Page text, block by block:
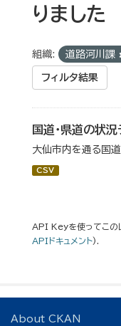
りました
組織: 道路河川課
フィルタ結果
国道・県道の状況
大仙市内を通る国道
CSV
API Keyを使ってこの
APIドキュメント).
About CKAN